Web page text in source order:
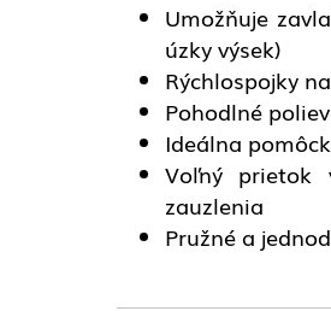
Umožňuje
úzky výsek)
Rýchlospojky
Pohodlné
Ideálna
Voľný prietok
zauzlenia
Pružné a